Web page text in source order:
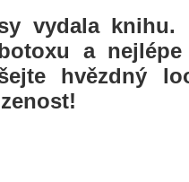
vydala knihu.
a
hvězdný